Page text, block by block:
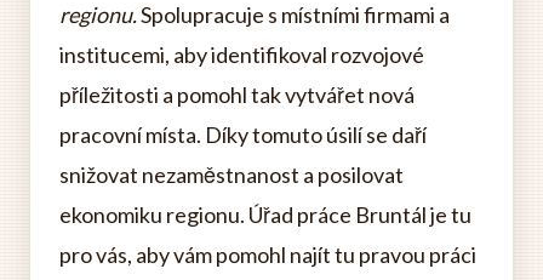
regionu.Spolupracuje s místními firmami a
institucemi, aby identifikoval rozvojové
příležitosti a pomohl tak vytvářet nová
pracovní místa. Díky tomuto úsilí se daří
snižovat nezaměstnanost a posilovat
ekonomiku regionu. Úřad práce Bruntál je tu
pro vás, aby vám pomohl najít tu pravou práci